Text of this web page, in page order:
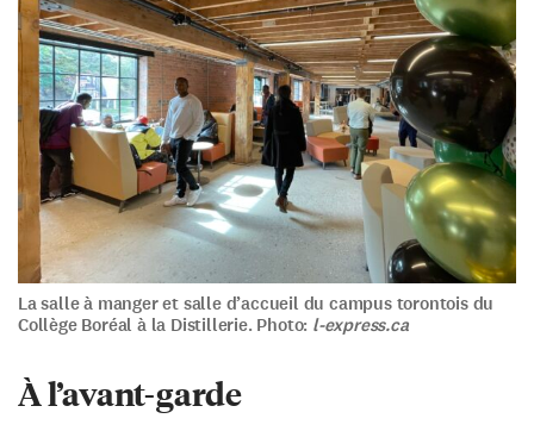
La salle à manger et salle d’accueil du campus torontois du
Collège Boréal à la Distillerie. Photo: l-express.ca
À l’avant-garde